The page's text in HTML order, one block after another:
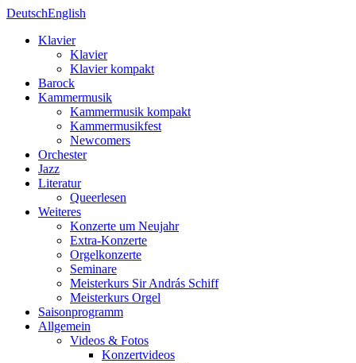
DeutschEnglish
Klavier
Klavier
Klavier kompakt
Barock
Kammermusik
Kammermusik kompakt
Kammermusikfest
Newcomers
Orchester
Jazz
Literatur
Queerlesen
Weiteres
Konzerte um Neujahr
Extra-Konzerte
Orgelkonzerte
Seminare
Meisterkurs Sir András Schiff
Meisterkurs Orgel
Saisonprogramm
Allgemein
Videos & Fotos
Konzertvideos